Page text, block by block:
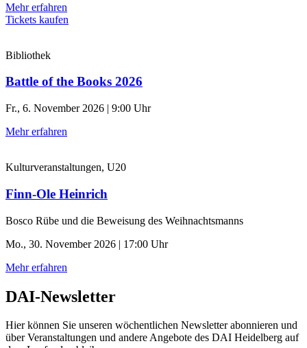
Mehr erfahren
Tickets kaufen
Bibliothek
Battle of the Books 2026
Fr., 6. November 2026 | 9:00 Uhr
Mehr erfahren
Kulturveranstaltungen, U20
Finn-Ole Heinrich
Bosco Rübe und die Beweisung des Weihnachtsmanns
Mo., 30. November 2026 | 17:00 Uhr
Mehr erfahren
DAI-Newsletter
Hier können Sie unseren wöchentlichen Newsletter abonnieren und
über Veranstaltungen und andere Angebote des DAI Heidelberg auf